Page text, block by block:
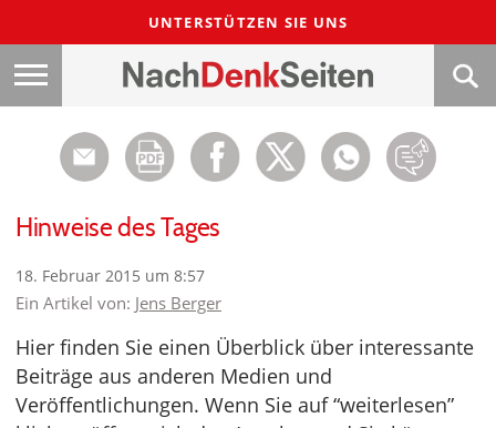
UNTERSTÜTZEN SIE UNS
Hinweise des Tages
18. Februar 2015 um 8:57
Ein Artikel von: Jens Berger
Hier finden Sie einen Überblick über interessante
Beiträge aus anderen Medien und
Veröffentlichungen. Wenn Sie auf “weiterlesen”